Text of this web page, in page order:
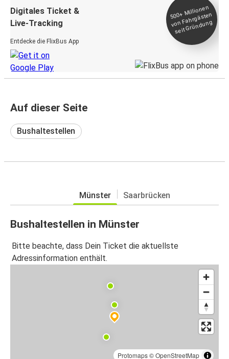
Digitales Ticket &
Live-Tracking
Entdecke die FlixBus App
500+
Millionen
von Fahrgästen
seit
Gründung
Auf dieser Seite
Bushaltestellen
Münster Saarbrücken
Bushaltestellen in Münster
Bitte beachte, dass Dein Ticket die aktuellste
Adressinformation enthält.
Protomaps©OpenStreetMap